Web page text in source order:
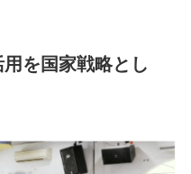
を国家戦略とし